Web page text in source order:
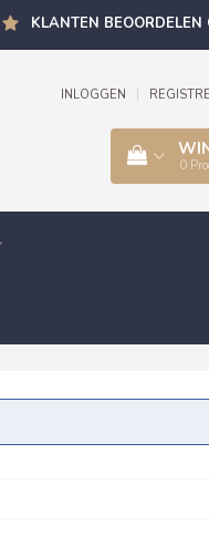
KLANTEN
INLOGGEN
0